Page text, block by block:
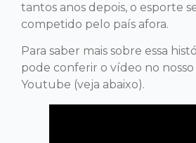
tantos anos depois, o esporte
competido pelo país afora.
Para saber mais sobre essa
pode conferir o vídeo no
Youtube (veja abaixo).